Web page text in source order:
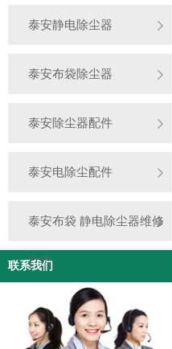
泰安静电除尘器
泰安布袋除尘器
泰安除尘器配件
泰安电除尘配件
泰安布袋 静电除尘器维修
改造
联系我们